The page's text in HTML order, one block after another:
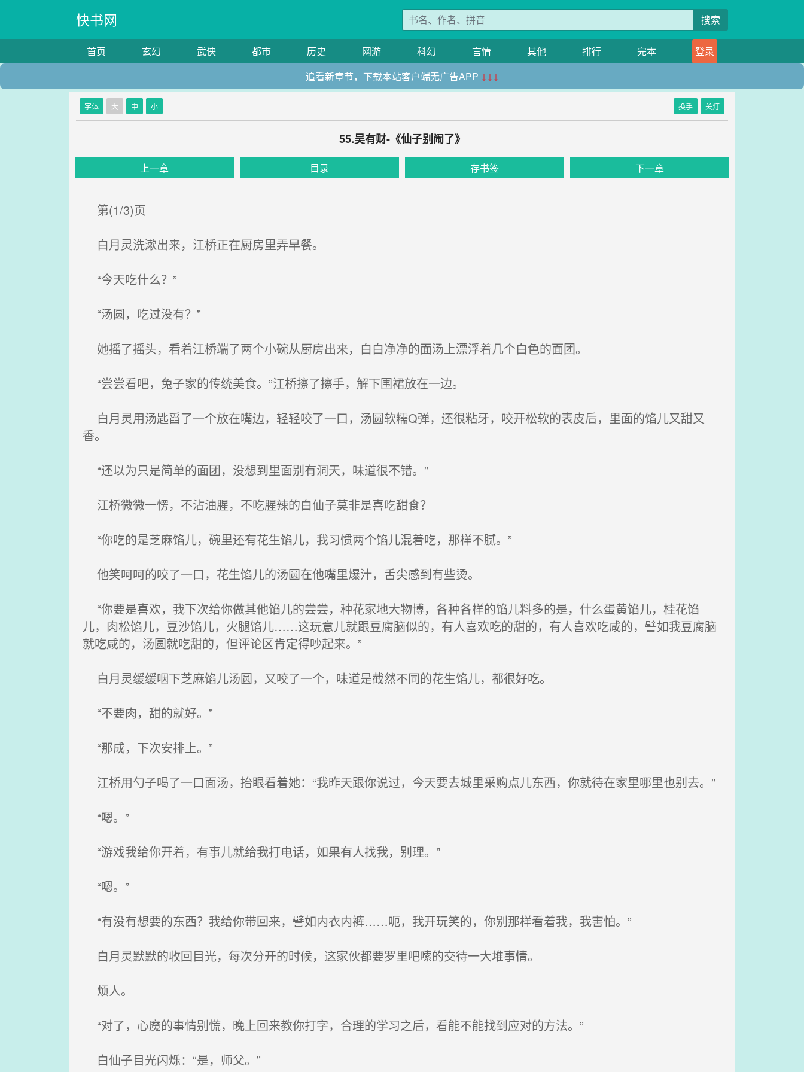
快书网 搜索
首页 玄幻 武侠 都市 历史 网游 科幻 言情 其他 排行 完本
登录
追看新章节，下载本站客户端无广告APP ↓↓↓
字体 大 中 小 换手 关灯
55.吴有财-《仙子别闹了》
上一章 目录 存书签 下一章
第(1/3)页
白月灵洗漱出来，江桥正在厨房里弄早餐。
“今天吃什么？”
“汤圆，吃过没有？”
她摇了摇头，看着江桥端了两个小碗从厨房出来，白白净净的面汤上漂浮着几个白色的面团。
“尝尝看吧，兔子家的传统美食。”江桥擦了擦手，解下围裙放在一边。
白月灵用汤匙舀了一个放在嘴边，轻轻咬了一口，汤圆软糯Q弹，还很粘牙，咬开松软的表皮后，里面的馅儿又甜又
香。
“还以为只是简单的面团，没想到里面别有洞天，味道很不错。”
江桥微微一愣，不沾油腥，不吃腥辣的白仙子莫非是喜吃甜食？
“你吃的是芝麻馅儿，碗里还有花生馅儿，我习惯两个馅儿混着吃，那样不腻。”
他笑呵呵的咬了一口，花生馅儿的汤圆在他嘴里爆汁，舌尖感到有些烫。
“你要是喜欢，我下次给你做其他馅儿的尝尝，种花家地大物博，各种各样的馅儿料多的是，什么蛋黄馅儿，桂花馅
儿，肉松馅儿，豆沙馅儿，火腿馅儿……这玩意儿就跟豆腐脑似的，有人喜欢吃的甜的，有人喜欢吃咸的，譬如我豆腐脑
就吃咸的，汤圆就吃甜的，但评论区肯定得吵起来。”
白月灵缓缓咽下芝麻馅儿汤圆，又咬了一个，味道是截然不同的花生馅儿，都很好吃。
“不要肉，甜的就好。”
“那成，下次安排上。”
江桥用勺子喝了一口面汤，抬眼看着她：“我昨天跟你说过，今天要去城里采购点儿东西，你就待在家里哪里也别去。”
“嗯。”
“游戏我给你开着，有事儿就给我打电话，如果有人找我，别理。”
“嗯。”
“有没有想要的东西？我给你带回来，譬如内衣内裤……呃，我开玩笑的，你别那样看着我，我害怕。”
白月灵默默的收回目光，每次分开的时候，这家伙都要罗里吧嗦的交待一大堆事情。
烦人。
“对了，心魔的事情别慌，晚上回来教你打字，合理的学习之后，看能不能找到应对的方法。”
白仙子目光闪烁：“是，师父。”